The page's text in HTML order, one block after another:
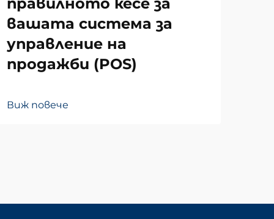
вашата система за
управление на
продажби (POS)
Виж повече